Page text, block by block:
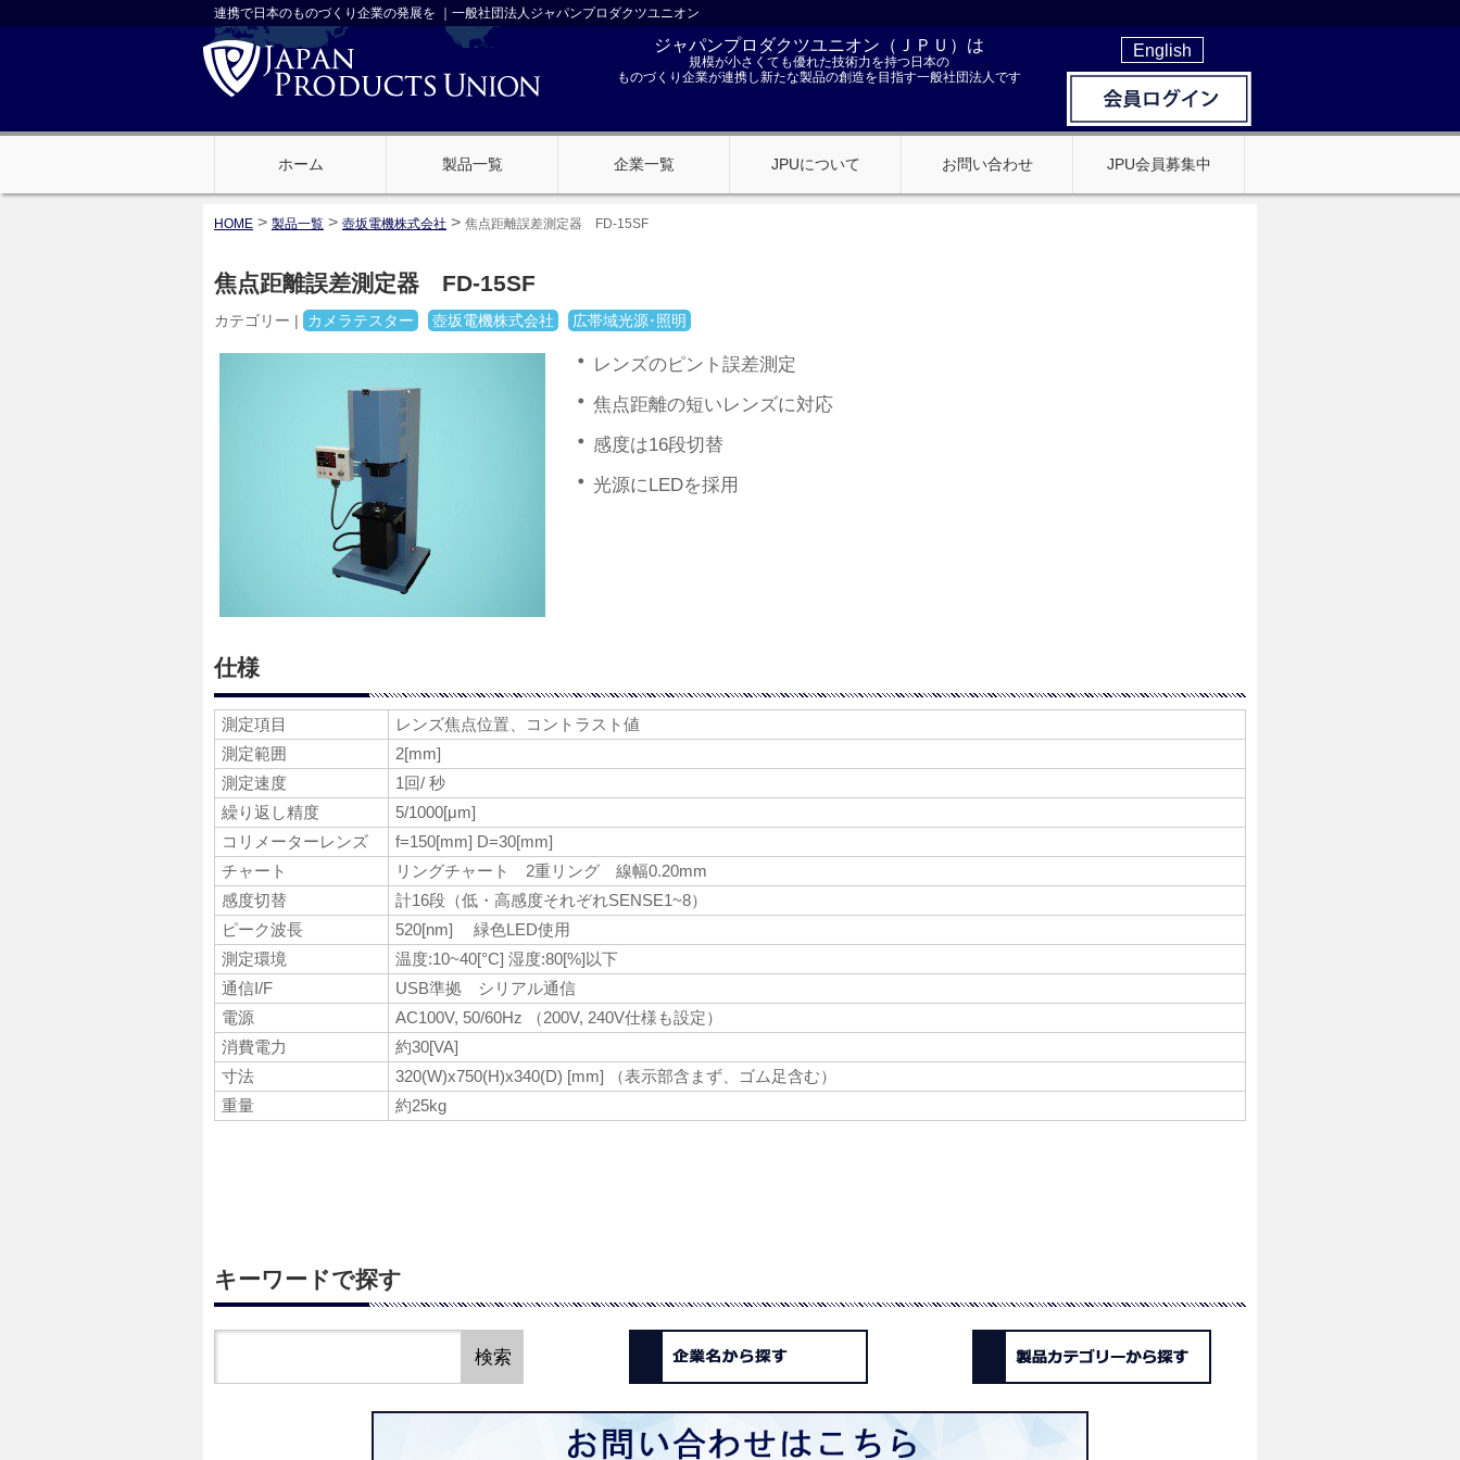
連携で日本のものづくり企業の発展を ｜一般社団法人ジャパンプロダクツユニオン
ジャパンプロダクツユニオン（ＪＰＵ）は
規模が小さくても優れた技術力を持つ日本の
ものづくり企業が連携し新たな製品の創造を目指す一般社団法人です
English
ホーム 製品一覧 企業一覧 JPUについて お問い合わせ JPU会員募集中
HOME > 製品一覧 > 壺坂電機株式会社 > 焦点距離誤差測定器 FD-15SF
焦点距離誤差測定器 FD-15SF
カテゴリー | カメラテスター 壺坂電機株式会社 広帯域光源･照明
レンズのピント誤差測定
焦点距離の短いレンズに対応
感度は16段切替
光源にLEDを採用
仕様
測定項目
レンズ焦点位置、コントラスト値
測定範囲
2[mm]
測定速度
1回/ 秒
繰り返し精度
5/1000[μm]
コリメーターレンズ
f=150[mm] D=30[mm]
チャート
リングチャート 2重リング 線幅0.20mm
感度切替
計16段（低・高感度それぞれSENSE1~8）
ピーク波長
520[nm] 緑色LED使用
測定環境
温度:10~40[°C] 湿度:80[%]以下
通信I/F
USB準拠 シリアル通信
電源
AC100V, 50/60Hz （200V, 240V仕様も設定）
消費電力
約30[VA]
寸法
320(W)x750(H)x340(D) [mm] （表示部含まず、ゴム足含む）
重量
約25kg
キーワードで探す